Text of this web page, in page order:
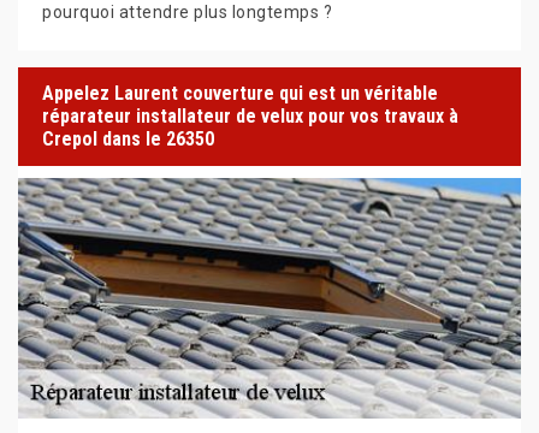
pourquoi attendre plus longtemps ?
Appelez Laurent couverture qui est un véritable
réparateur installateur de velux pour vos travaux à
Crepol dans le 26350